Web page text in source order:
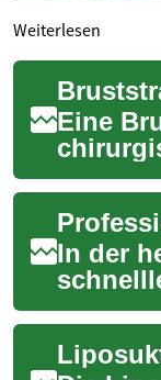
Weiterlesen
Eine
Form
In der
ein